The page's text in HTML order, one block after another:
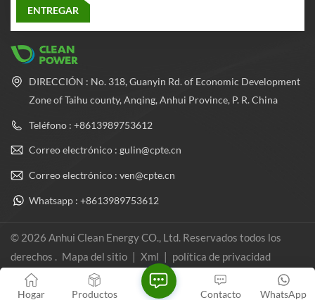
DIRECCIÓN : No. 318, Guanyin Rd. of Economic Development
Zone of Taihu county, Anqing, Anhui Province, P. R. China
Teléfono : +8613989753612
Correo electrónico : gulin@cpte.cn
Correo electrónico : ven@cpte.cn
Whatsapp : +8613989753612
© 2026 Anhui Clean Energy CO., Ltd. Reservados todos los
derechos . Mapa del sitio | Xml | política de privacidad
Red IPv6 compatible
Hogar Productos WhatsApp
Contacto